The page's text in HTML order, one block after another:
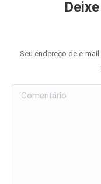
Seu endereço de e-
Comentário